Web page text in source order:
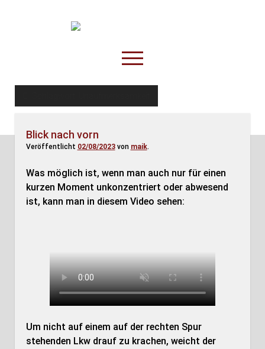
TruckOnline.de
open
menu
facebook
threadslinkedinyoutube
Disposition
Blick nach vorn
Veröffentlicht 02/08/2023von maik.
Was möglich ist, wenn man auch nur für einen
kurzen Moment unkonzentriert oder abwesend
ist, kann man in diesem Video sehen:
Um nicht auf einem auf der rechten Spur
stehenden Lkw drauf zu krachen, weicht der